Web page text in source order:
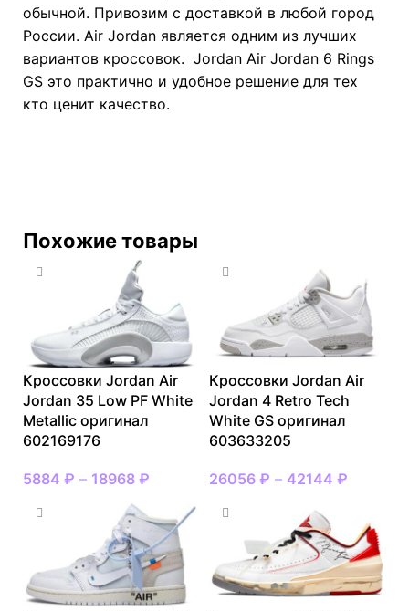
обычной. Привозим с доставкой в любой город
России. Air Jordan является одним из лучших
вариантов кроссовок. Jordan Air Jordan 6 Rings
GS это практично и удобное решение для тех
кто ценит качество.
Похожие товары
Кроссовки Jordan Air
Jordan 35 Low PF White
Metallic оригинал
602169176
5884 ₽ – 18968 ₽
Кроссовки Jordan Air
Jordan 4 Retro Tech
White GS оригинал
603633205
26056 ₽ – 42144 ₽